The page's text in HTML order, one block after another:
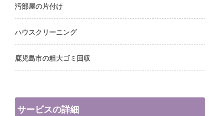
汚部屋の片付け
ハウスクリーニング
鹿児島市の粗大ゴミ回収
サービスの詳細